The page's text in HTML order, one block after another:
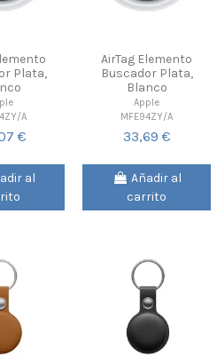
Plata,
A
€
al
AirTag Elemento
Buscador Plata,
Blanco
Apple
MFE94ZY/A
33,69 €
Añadir al
carrito